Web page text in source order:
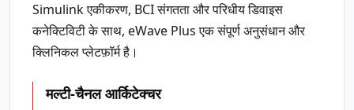
Simulink एकीकरण, BCI संगतता और परिधीय डिवाइस
कनेक्टिविटी के साथ, eWave Plus एक संपूर्ण अनुसंधान और
क्लिनिकल प्लेटफ़ॉर्म है।
मल्टी-चैनल आर्किटेक्चर